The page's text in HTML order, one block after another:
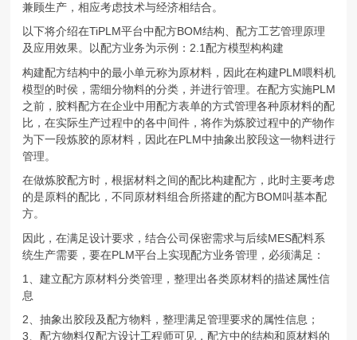
兼顾生产，相应考虑技术与经济相结合。
以下将介绍在TiPLM平台中配方BOM结构、配方工艺管理原理
及应用效果。以配方业务为示例：2.1配方模型构构建
构建配方结构中的最小单元称为原材料，因此在构建PLM喂料机
模型的时侯，需细分物料的分类，并进行管理。在配方实施PLM
之前，胶料配方在企业中用配方表单的方式管理各种原材料的配
比，在实际生产过程中的各中间件，将作为炼胶过程中的产物作
为下一段炼胶的原材料，因此在PLM中抽象出胶段这一物料进行
管理。
在做炼胶配方时，根据材料之间的配比构建配方，此时主要考虑
的是原料的配比，不同原材料组合所搭建的配方BOM叫基本配
方。
因此，在满足设计要求，结合公司保密需求与后续MES配料系
统生产需要，要在PLM平台上实现配方业务管理，必须满足：
1、建立配方原材料分类管理，整理出各类原材料的描述属性信
息
2、抽象出胶段及配方物料，整理满足管理要求的属性信息；
3、配方物料仅配方设计工程师可见，配方中的结构和原材料的